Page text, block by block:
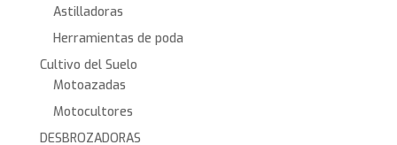
Astilladoras
Herramientas de poda
Cultivo del Suelo
Motoazadas
Motocultores
DESBROZADORAS